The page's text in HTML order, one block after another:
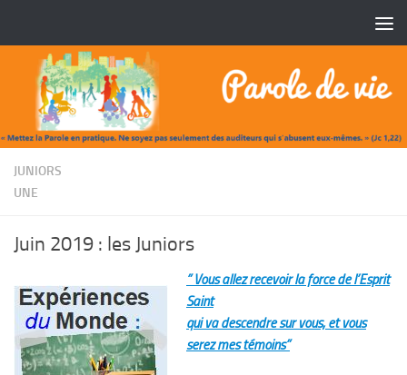
JUNIORS
UNE
Juin 2019 : les Juniors
” Vous allez recevoir la force de l’Esprit
Saint
qui va descendre sur vous, et vous
serez mes témoins”